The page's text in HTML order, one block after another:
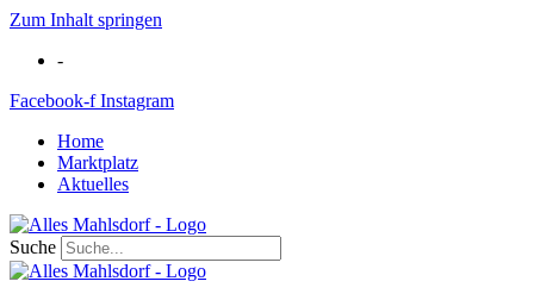
Zum Inhalt springen
-
Facebook-f Instagram
Home
Marktplatz
Aktuelles
Suche